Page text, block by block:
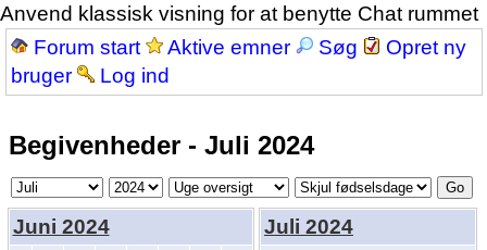
Anvend klassisk visning for at benytte Chat rummet
Forum start
Aktive emner Søg
Opret ny
bruger
Log ind
Begivenheder - Juli 2024
Juni 2024
Juli 2024